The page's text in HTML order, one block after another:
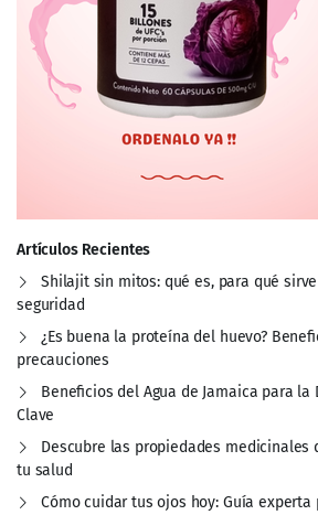
Artículos Recientes
Shilajit sin mitos: qué es, para qué
seguridad
¿Es buena la proteína del huevo?
precauciones
Beneficios del Agua de Jamaica para la
Clave
Descubre las propiedades medicinales
tu salud
Cómo cuidar tus ojos hoy: Guía experta